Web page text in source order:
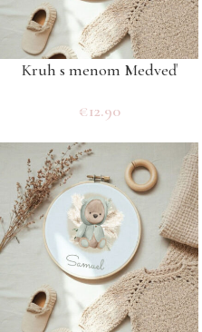
Kruh s menom Medveď
€12.90